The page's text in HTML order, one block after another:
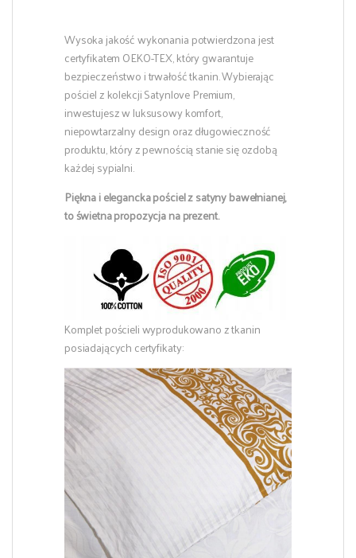
Wysoka jakość wykonania potwierdzona jest
certyfikatem OEKO-TEX, który gwarantuje
bezpieczeństwo i trwałość tkanin. Wybierając
pościel z kolekcji Satynlove Premium,
inwestujesz w luksusowy komfort,
niepowtarzalny design oraz długowieczność
produktu, który z pewnością stanie się ozdobą
każdej sypialni.
Piękna i elegancka pościel z satyny bawełnianej,
to świetna propozycja na prezent.
Komplet pościeli wyprodukowano z tkanin
posiadających certyfikaty: